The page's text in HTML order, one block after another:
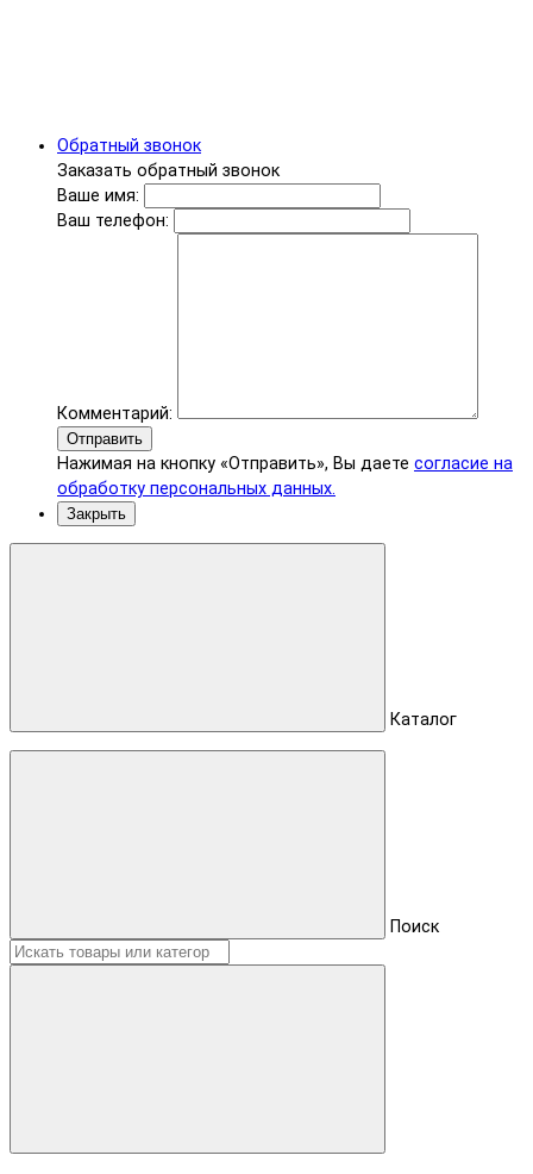
Обратный звонок
Заказать обратный звонок
Ваше имя:
Ваш телефон:
Комментарий:
Отправить
Нажимая на кнопку «Отправить», Вы даете согласие на
обработку персональных данных.
Закрыть
Каталог
Поиск